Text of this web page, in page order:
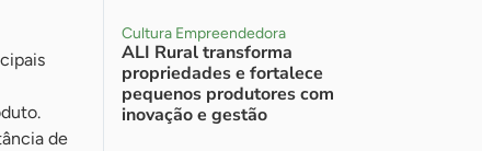
de
Cultura Empreendedora
ALI Rural transforma
propriedades e fortalece
pequenos produtores com
inovação e gestão